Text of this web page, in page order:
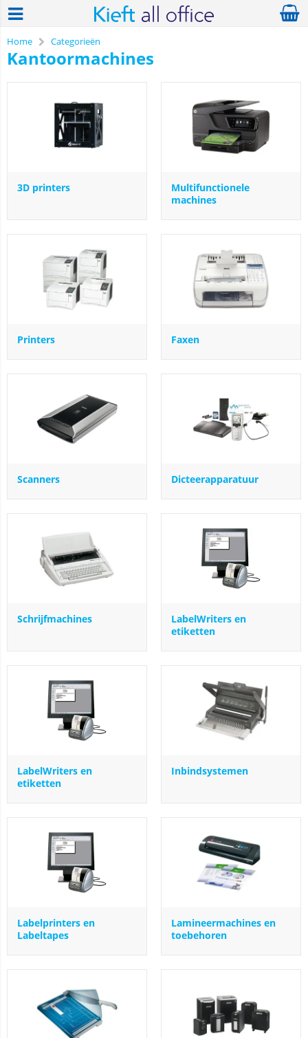
Home Categorieën
Kantoormachines
3D printers
Multifunctionele
machines
Printers Faxen
Scanners Dicteerapparatuur
Schrijfmachines
LabelWriters en
etiketten
LabelWriters en
etiketten
Inbindsystemen
Labelprinters en
Labeltapes
Lamineermachines en
toebehoren